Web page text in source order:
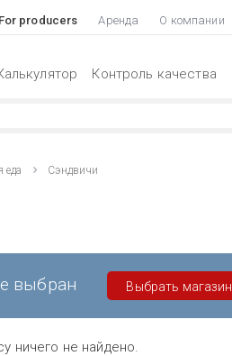
For producers Аренда О компании
Контроль качества
еда Сэндвичи
выбран Выбрать магазин
ничего не найдено.